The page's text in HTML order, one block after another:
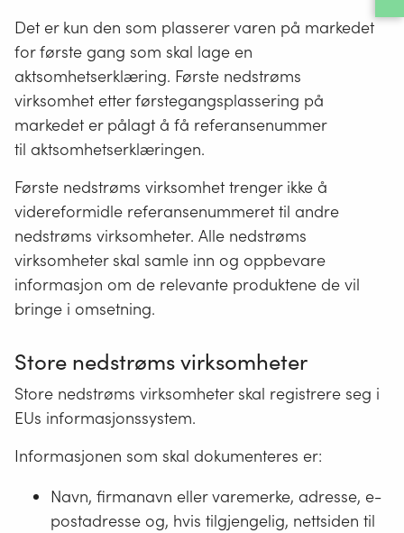
Det er kun den som plasserer varen på markedet
for første gang som skal lage en
aktsomhetserklæring. Første nedstrøms
virksomhet etter førstegangsplassering på
markedet er pålagt å få referansenummer
til aktsomhetserklæringen.
Første nedstrøms virksomhet trenger ikke å
videreformidle referansenummeret til andre
nedstrøms virksomheter. Alle nedstrøms
virksomheter skal samle inn og oppbevare
informasjon om de relevante produktene de vil
bringe i omsetning.
Store nedstrøms virksomheter
Store nedstrøms virksomheter skal registrere seg i
EUs informasjonssystem.
Informasjonen som skal dokumenteres er:
Navn, firmanavn eller varemerke, adresse, e-
postadresse og, hvis tilgjengelig, nettsiden til